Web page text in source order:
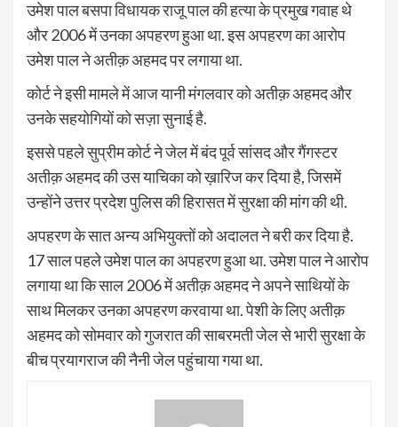
उमेश पाल बसपा विधायक राजू पाल की हत्या के प्रमुख गवाह थे
और 2006 में उनका अपहरण हुआ था. इस अपहरण का आरोप
उमेश पाल ने अतीक़ अहमद पर लगाया था.
कोर्ट ने इसी मामले में आज यानी मंगलवार को अतीक़ अहमद और
उनके सहयोगियों को सज़ा सुनाई है.
इससे पहले सुप्रीम कोर्ट ने जेल में बंद पूर्व सांसद और गैंगस्टर
अतीक़ अहमद की उस याचिका को ख़ारिज कर दिया है, जिसमें
उन्होंने उत्तर प्रदेश पुलिस की हिरासत में सुरक्षा की मांग की थी.
अपहरण के सात अन्य अभियुक्तों को अदालत ने बरी कर दिया है.
17 साल पहले उमेश पाल का अपहरण हुआ था. उमेश पाल ने आरोप
लगाया था कि साल 2006 में अतीक़ अहमद ने अपने साथियों के
साथ मिलकर उनका अपहरण करवाया था. पेशी के लिए अतीक़
अहमद को सोमवार को गुजरात की साबरमती जेल से भारी सुरक्षा के
बीच प्रयागराज की नैनी जेल पहुंचाया गया था.